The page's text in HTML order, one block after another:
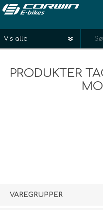
LOGIN
PRODUKTER
VAREGRUPPER